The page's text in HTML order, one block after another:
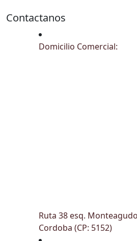
Contactanos
Domicilio Comercial:
Ruta 38 esq.
Cordoba (CP: 5152)